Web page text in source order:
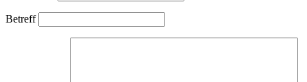
Betreff